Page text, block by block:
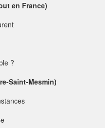
en France)
?
Saint-Mesmin)